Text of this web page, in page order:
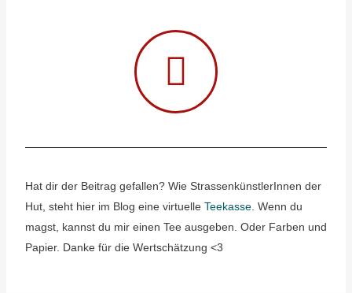
Hat dir der Beitrag gefallen? Wie StrassenkünstlerInnen der
Hut, steht hier im Blog eine virtuelle Teekasse. Wenn du
magst, kannst du mir einen Tee ausgeben. Oder Farben und
Papier. Danke für die Wertschätzung <3